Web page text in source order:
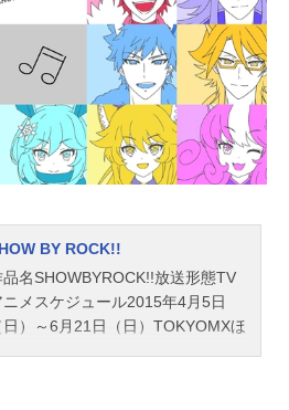
BY ROCK!!
品名SHOWBYROCK!!放送形態TV
ニメスケジュール2015年4月5日
日）～6月21日（日）TOKYOMXほ